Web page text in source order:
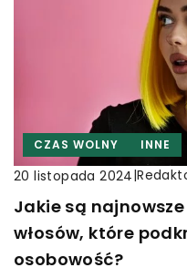
CZAS WOLNY INNE
20 listopada 2024|
Jakie są
włosów, które
osobowość?